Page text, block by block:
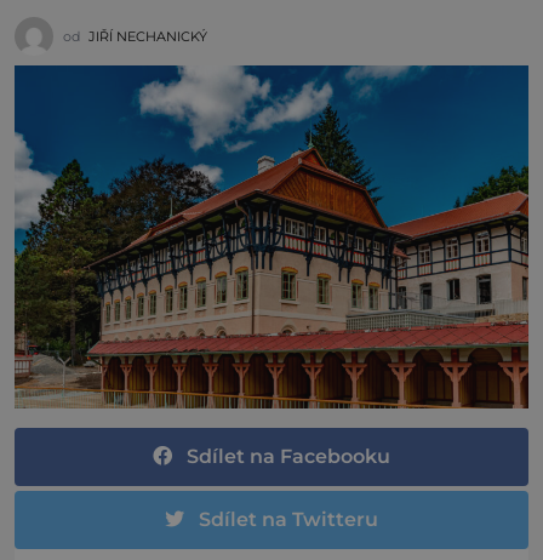
od JIŘÍ NECHANICKÝ
Sdílet na Facebooku
Sdílet na Twitteru